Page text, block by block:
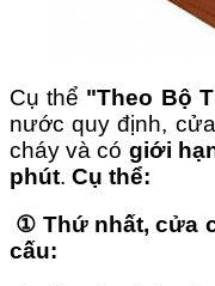
Cụ thể "Theo Bộ
nước quy định,
cháy và có giới
phút. Cụ thể:
① Thứ nhất, cửa
cấu: